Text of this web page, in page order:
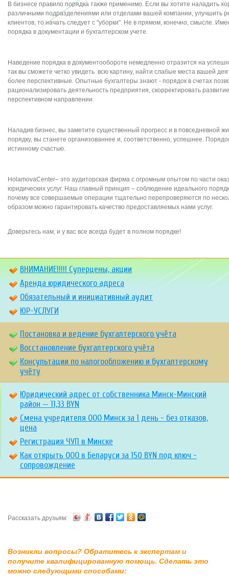
В бизнесе правило порядка также применимо. Если вы хотите наладить
различными подразделениями или отделами вашей компании, улучшить
клиентов, то начать следует с "уборки". Не в прямом, конечно, смысле.
порядка в документации и бухгалтерском учете.
Наведение порядка в документообороте немедленно отразится на
так вы сможете четко увидеть всю картину, найти слабые места вашей
более перспективные. Опытные бухгалтеры знают - порядок в счетах
рационализировать деятельность предприятия, скорректировать
перспективном направлении.
Наладив бизнес, вы заметите существенный прогресс и в повседневной
порядку, вы станете организованнее и, соответственно, успешнее.
истинному счастью.
HolamovaCenter– это аудиторская фирма с огромным опытом по части
юридических услуг. Наш главный принцип – соблюдение идеального
почему все совершаемые операции тщательно перепроверяются по
образом можно гарантировать качество предоставляемых нами услуг.
Доверьтесь нам, и у вас все всегда будет в полном порядке!
ВНИМАНИЕ!!!!! Суперцены, акции
Аренда юридического адреса
Обязательный и инициативный аудит
ЮР-УСЛУГИ
Постановка и ведение бухгалтерского учёта
Восстановление бухгалтерского учёта
Консультации по налогообложению и бухгалтерскому
учёту
Юридический адрес от собственника Минск-Минский
район — 11,33 BYN
Смена учредителя ООО Минск за 1 день - без отказов,
цена
Регистрация ЧУП в Минске
Как открыть ООО в Беларуси за 150 BYN под ключ -
сопровождение
Рассказать друзьям:
Возникли вопросы? Обратитесь к экспертам и
получите квалифицированную помощь. Сделать это
можно следующими способами: